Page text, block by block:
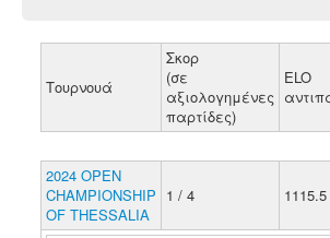
Τουρνουά
Σκορ
(σε
αξιολογημένες
παρτίδες)
ELO
2024 OPEN
CHAMPIONSHIP
OF THESSALIA
1 / 4 1115.5